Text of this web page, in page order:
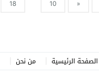
«
10
18
الصفحة الرئيسية من نحن